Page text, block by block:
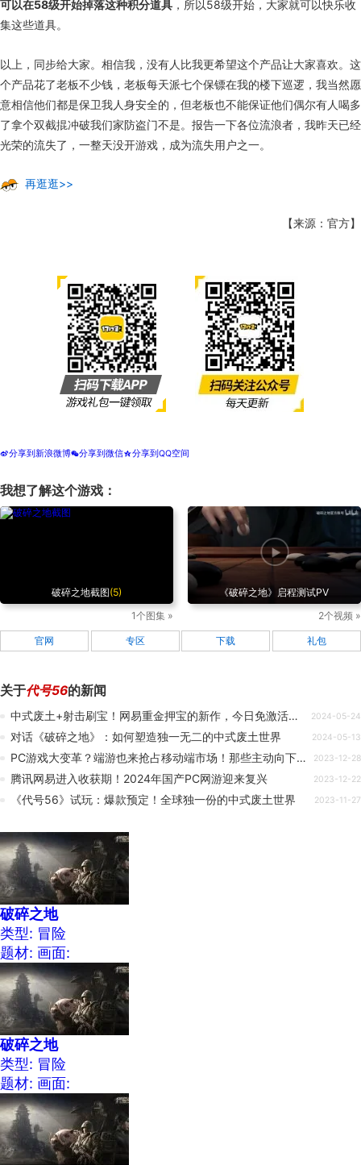
可以在58级开始掉落这种积分道具 ，所以58级开始，大家就可以快乐收
集这些道具。
以上，同步给大家。相信我，没有人比我更希望这个产品让大家喜欢。这
个产品花了老板不少钱，老板每天派七个保镖在我的楼下巡逻，我当然愿
意相信他们都是保卫我人身安全的，但老板也不能保证他们偶尔有人喝多
了拿个双截掍冲破我们家防盗门不是。报告一下各位流浪者，我昨天已经
光荣的流失了，一整天没开游戏，成为流失用户之一。
再逛逛>>
【来源：官方】
t分享到新浪微博w分享到微信z分享到QQ空间
我想了解这个游戏：
破碎之地截图(5)
1个图集 »
《破碎之地》启程测试PV
2个视频 »
官网 专区 下载 礼包
关于代号56的新闻
中式废土+射击刷宝！网易重金押宝的新作，今日免激活码开冲 2024-05-24
对话《破碎之地》：如何塑造独一无二的中式废土世界 2024-05-13
PC游戏大变革？端游也来抢占移动端市场！那些主动向下兼容手机的PC游戏 2023-12-28
腾讯网易进入收获期！2024年国产PC网游迎来复兴 2023-12-22
《代号56》试玩：爆款预定！全球独一份的中式废土世界 2023-11-27
破碎之地
类型: 冒险
题材: 画面:
破碎之地
类型: 冒险
题材: 画面: